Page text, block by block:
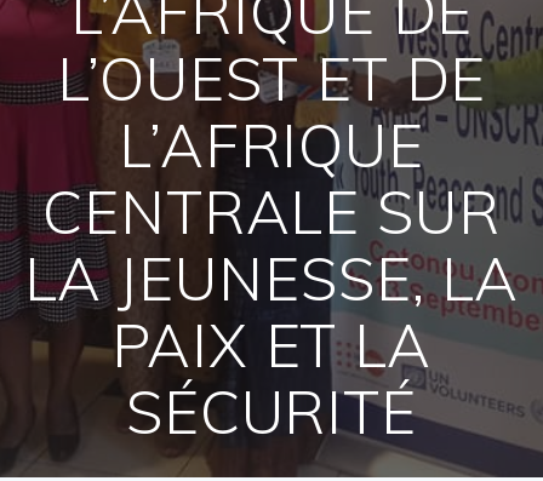
L’OUEST ET DE
L’AFRIQUE
CENTRALE SUR
LA JEUNESSE, LA
PAIX ET LA
SÉCURITÉ